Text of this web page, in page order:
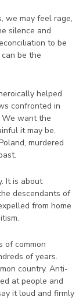
we may feel rage,
silence and
to be
be the
helped
confronted in
We want the
it may be.
murdered
It is about
descendants of
from home
of common
of years.
country. Anti-
at people and
it loud and firmly